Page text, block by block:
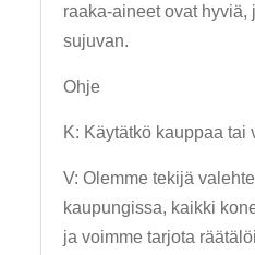
raaka-aineet ovat hyviä,
sujuvan.
Ohje
K: Käytätkö kauppaa tai
V: Olemme tekijä
kaupungissa, kaikki
ja voimme tarjota